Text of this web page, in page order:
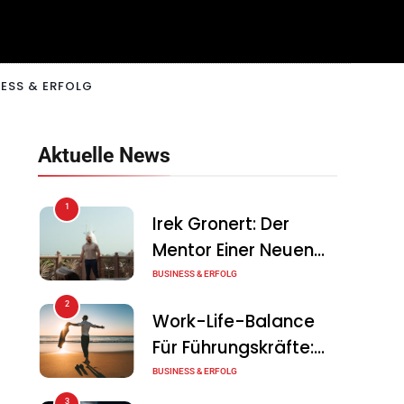
& ERFOLG
Aktuelle News
1
Irek Gronert: Der
Mentor Einer Neuen
Generation Von
BUSINESS & ERFOLG
2
Work-Life-Balance
Für Führungskräfte:
Illusion Oder Echte
BUSINESS & ERFOLG
3